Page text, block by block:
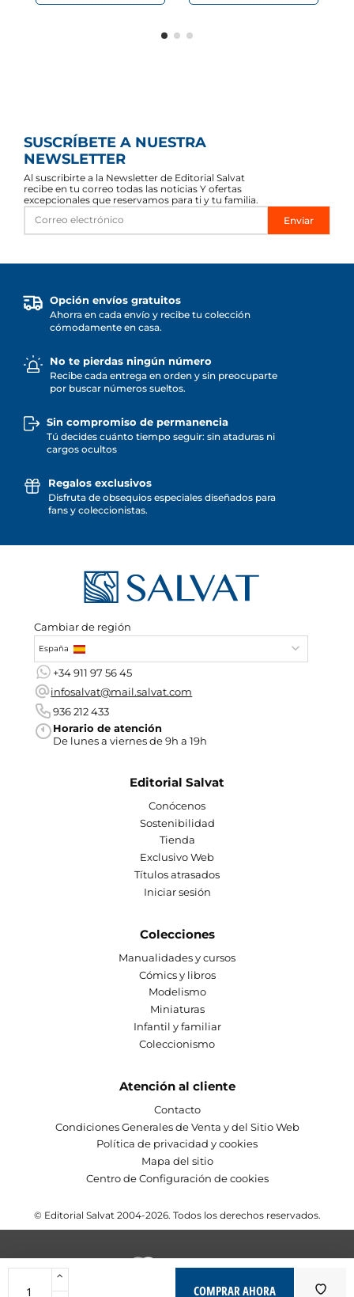
COMPRAR AHORA
SUSCRÍBETE A NUESTRA
NEWSLETTER
Al suscribirte a la Newsletter de Editorial Salvat
recibe en tu correo todas las noticias Y ofertas
excepcionales que reservamos para ti y tu familia.
Enviar
Opción envíos gratuitos
Ahorra en cada envío y recibe tu colección
cómodamente en casa.
No te pierdas ningún número
Recibe cada entrega en orden y sin preocuparte
por buscar números sueltos.
Sin compromiso de permanencia
Tú decides cuánto tiempo seguir: sin ataduras ni
cargos ocultos
Regalos exclusivos
Disfruta de obsequios especiales diseñados para
fans y coleccionistas.
Cambiar de región
España
+34 911 97 56 45
infosalvat@mail.salvat.com
936 212 433
Horario de atención
De lunes a viernes de 9h a 19h
Editorial Salvat
Conócenos
Sostenibilidad
Tienda
Exclusivo Web
Títulos atrasados
Iniciar sesión
Colecciones
Manualidades y cursos
Cómics y libros
Modelismo
Miniaturas
Infantil y familiar
Coleccionismo
Atención al cliente
Contacto
Condiciones Generales de Venta y del Sitio Web
Política de privacidad y cookies
Mapa del sitio
Centro de Configuración de cookies
© Editorial Salvat 2004-2026. Todos los derechos reservados.